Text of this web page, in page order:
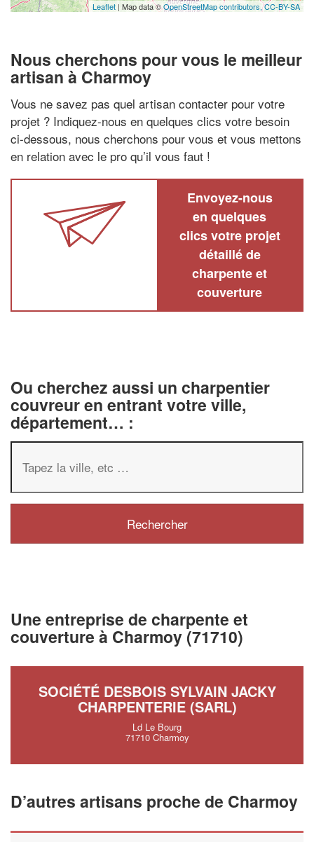
Leaflet | Map data ©OpenStreetMap contributors,CC-BY-SA
Nous cherchons pour vous le meilleur
artisan à Charmoy
Vous ne savez pas quel artisan contacter pour votre
projet ? Indiquez-nous en quelques clics votre besoin
ci-dessous, nous cherchons pour vous et vous mettons
en relation avec le pro qu’il vous faut !
Envoyez-nous
en quelques
clics votre projet
détaillé de
charpente et
couverture
Ou cherchez aussi un charpentier
couvreur en entrant votre ville,
département… :
Une entreprise de charpente et
couverture à Charmoy (71710)
SOCIÉTÉ DESBOIS SYLVAIN JACKY
CHARPENTERIE (SARL)
Ld Le Bourg
71710 Charmoy
D’autres artisans proche de Charmoy
✕
nouveaux clients